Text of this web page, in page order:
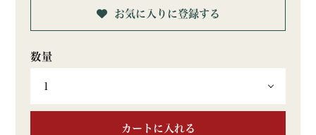
お気に入りに登録する
カートに入れる